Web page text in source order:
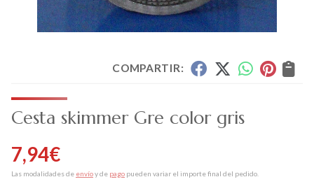
COMPARTIR:
Cesta skimmer Gre color gris
7,94€
Las modalidades de envíoy de pago pueden variar el importe final del pedido.